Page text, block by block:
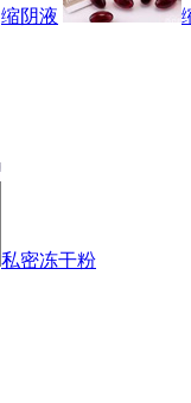
缩阴液
私密冻干粉